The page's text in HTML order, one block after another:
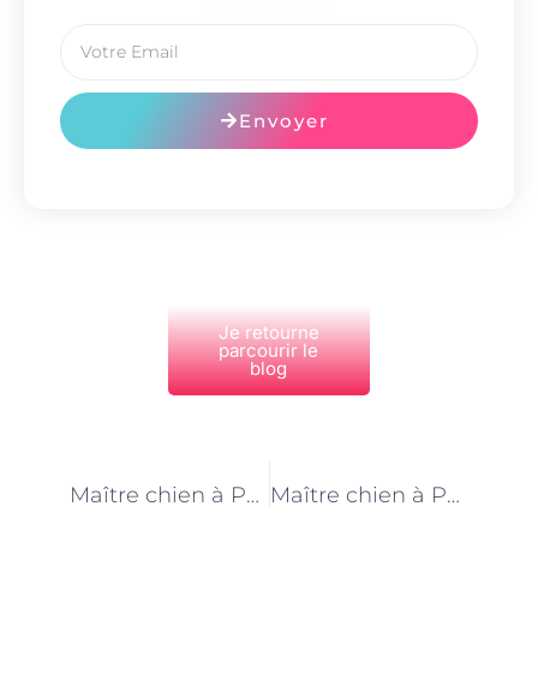
Envoyer
Je retourne
parcourir le
blog
Maître chien à Paris : un métier qui évolue avec les avancées technologiques Maître chien à Paris : le bien-être animal au cœur des préoccupations